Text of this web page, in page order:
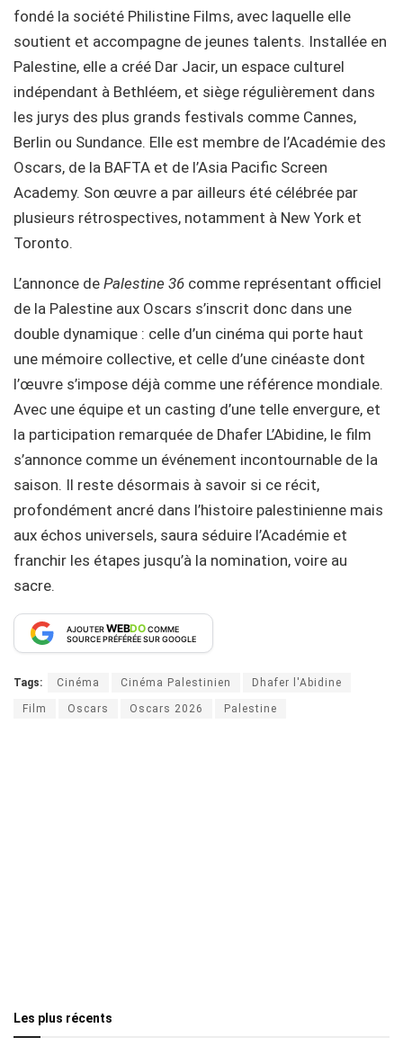
fondé la société Philistine Films, avec laquelle elle
soutient et accompagne de jeunes talents. Installée en
Palestine, elle a créé Dar Jacir, un espace culturel
indépendant à Bethléem, et siège régulièrement dans
les jurys des plus grands festivals comme Cannes,
Berlin ou Sundance. Elle est membre de l’Académie des
Oscars, de la BAFTA et de l’Asia Pacific Screen
Academy. Son œuvre a par ailleurs été célébrée par
plusieurs rétrospectives, notamment à New York et
Toronto.
L’annonce de Palestine 36 comme représentant officiel
de la Palestine aux Oscars s’inscrit donc dans une
double dynamique : celle d’un cinéma qui porte haut
une mémoire collective, et celle d’une cinéaste dont
l’œuvre s’impose déjà comme une référence mondiale.
Avec une équipe et un casting d’une telle envergure, et
la participation remarquée de Dhafer L’Abidine, le film
s’annonce comme un événement incontournable de la
saison. Il reste désormais à savoir si ce récit,
profondément ancré dans l’histoire palestinienne mais
aux échos universels, saura séduire l’Académie et
franchir les étapes jusqu’à la nomination, voire au
sacre.
AJOUTERWEBDOCOMME
SOURCE PRÉFÉRÉE SUR GOOGLE
Tags: Cinéma Cinéma Palestinien Dhafer l'Abidine
Film Oscars Oscars 2026 Palestine
Les plus récents